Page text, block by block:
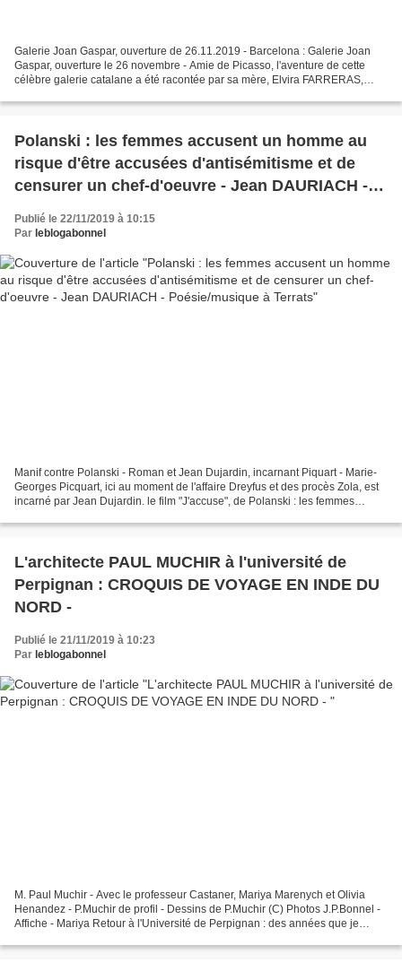
Galerie Joan Gaspar, ouverture de 26.11.2019 - Barcelona : Galerie Joan
Gaspar, ouverture le 26 novembre - Amie de Picasso, l'aventure de cette
célèbre galerie catalane a été racontée par sa mère, Elvira FARRERAS,
Polanski : les femmes accusent un homme au
risque d'être accusées d'antisémitisme et de
censurer un chef-d'oeuvre - Jean DAURIACH -
Publié le 22/11/2019 à 10:15
Par leblogabonnel
Manif contre Polanski - Roman et Jean Dujardin, incarnant Piquart - Marie-
Georges Picquart, ici au moment de l'affaire Dreyfus et des procès Zola, est
incarné par Jean Dujardin. le film "J'accuse", de Polanski : les femmes
L'architecte PAUL MUCHIR à l'université de
Perpignan : CROQUIS DE VOYAGE EN INDE DU
NORD -
Publié le 21/11/2019 à 10:23
Par leblogabonnel
M. Paul Muchir - Avec le professeur Castaner, Mariya Marenych et Olivia
Henandez - P.Muchir de profil - Dessins de P.Muchir (C) Photos J.P.Bonnel -
Affiche - Mariya Retour à l'Université de Perpignan : des années que je